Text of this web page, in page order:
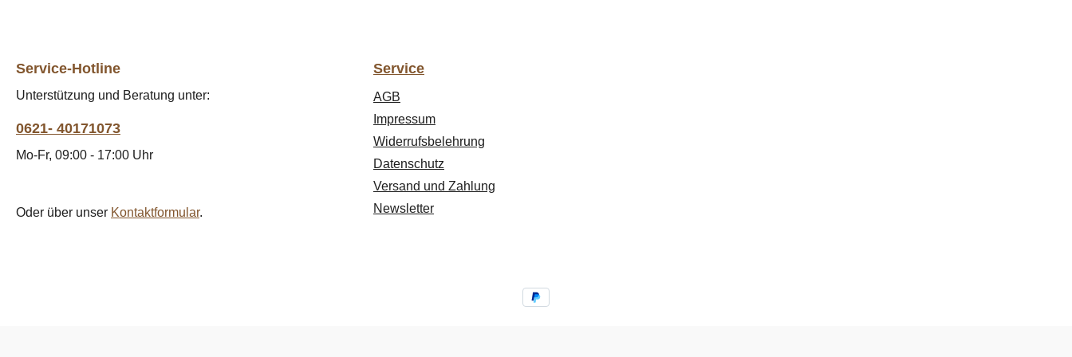
Service-Hotline
Unterstützung und Beratung unter:
0621- 40171073
Mo-Fr, 09:00 - 17:00 Uhr
Oder über unser Kontaktformular.
Service
AGB
Impressum
Widerrufsbelehrung
Datenschutz
Versand und Zahlung
Newsletter